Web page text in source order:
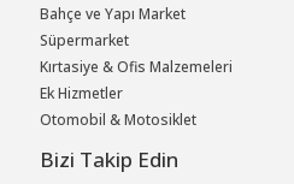
Bahçe ve Yapı Market
Süpermarket
Kırtasiye & Ofis Malzemeleri
Ek Hizmetler
Otomobil & Motosiklet
Bizi Takip Edin